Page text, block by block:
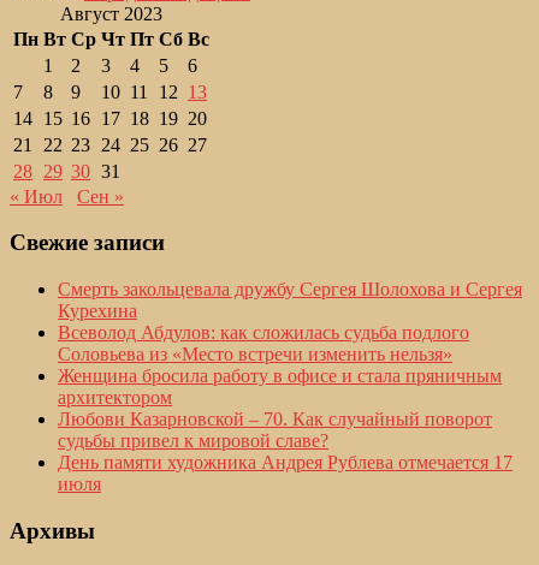
Август 2023
Пн Вт Ср Чт Пт Сб Вс
1
2 3 4 5
6
7
8 9 10 11 12 13
14 15 16 17 18 19 20
21
22 23 24 25 26 27
28 29 30 31
« Июл
Сен »
Свежие записи
Смерть закольцевала дружбу Сергея Шолохова и Сергея
Курехина
Всеволод Абдулов: как сложилась судьба подлого
Соловьева из «Место встречи изменить нельзя»
Женщина бросила работу в офисе и стала пряничным
архитектором
Любови Казарновской – 70. Как случайный поворот
судьбы привел к мировой славе?
День памяти художника Андрея Рублева отмечается 17
июля
Архивы